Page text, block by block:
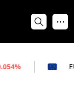
3.0264